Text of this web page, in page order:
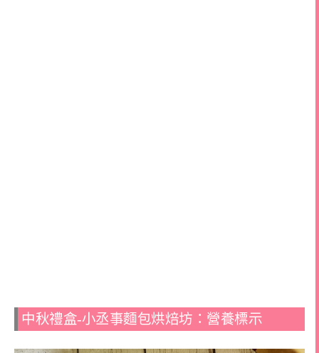
中秋禮盒-小丞事麵包烘焙坊：營養標示